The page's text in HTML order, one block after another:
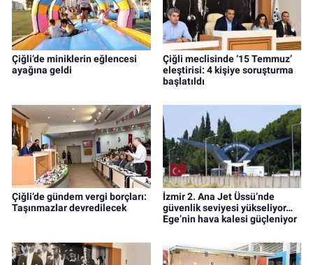
Çiğli’de miniklerin eğlencesi
ayağına geldi
Çiğli meclisinde ‘15 Temmuz’
eleştirisi: 4 kişiye soruşturma
başlatıldı
Çiğli’de gündem vergi borçları:
Taşınmazlar devredilecek
İzmir 2. Ana Jet Üssü’nde
güvenlik seviyesi yükseliyor…
Ege’nin hava kalesi güçleniyor